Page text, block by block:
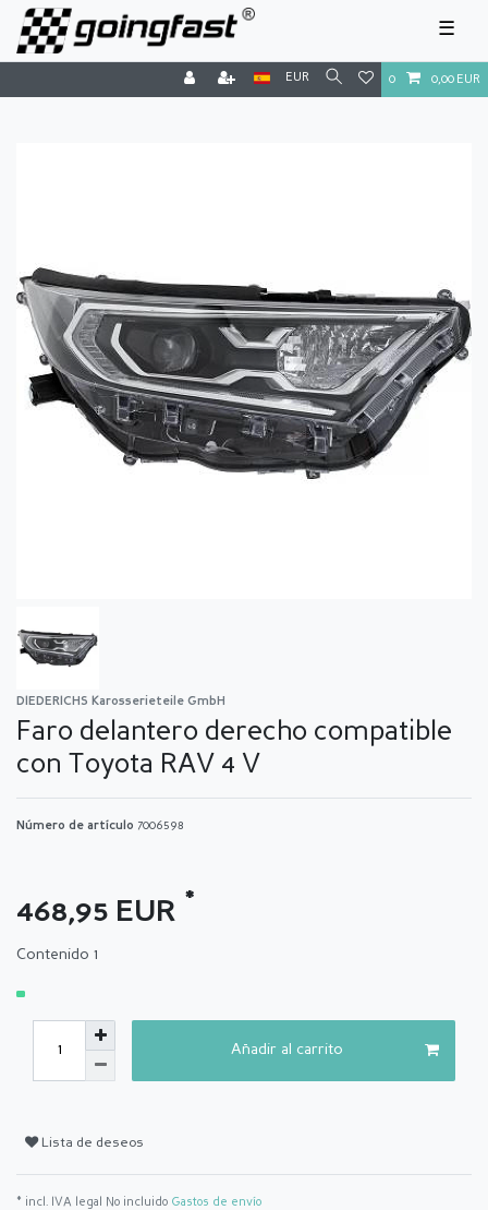
☰
EUR 0 0,00 EUR
DIEDERICHS Karosserieteile GmbH
Faro delantero derecho compatible
con Toyota RAV 4 V
Número de artículo 7006598
468,95 EUR *
Contenido 1
Añadir al carrito
Lista de deseos
* incl. IVA legal No incluido Gastos de envío